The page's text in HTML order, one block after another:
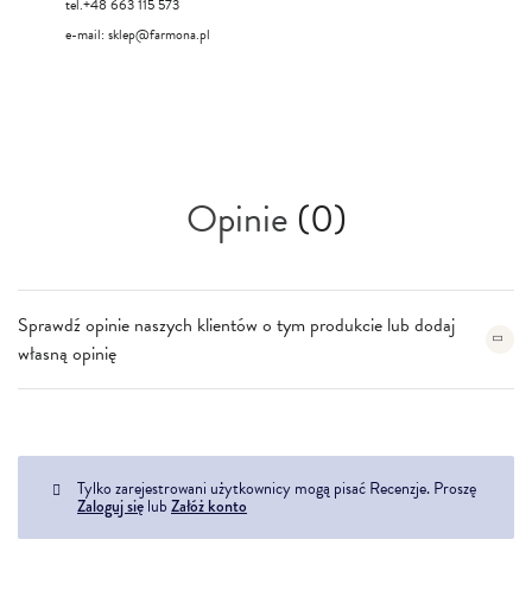
tel.+48 663 115 573
e-mail: sklep@farmona.pl
Opinie(0)
Sprawdź opinie naszych klientów o tym produkcie lub dodaj
własną opinię
Tylko zarejestrowani użytkownicy mogą pisać Recenzje. Proszę
Zaloguj się lub Załóż konto